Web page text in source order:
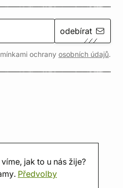
víme, jak to u nás žije?
Předvolby
odebírat
ochrany osobních údajů.